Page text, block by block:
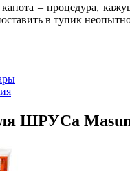
– процедура,
в тупик
ШРУСа